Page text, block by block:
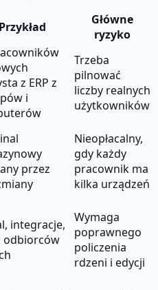
Przykład
Główne
ryzyko
z ERP z
i
Trzeba
pilnować
liczby realnych
użytkowników
przez
Nieopłacalny,
gdy każdy
pracownik ma
kilka urządzeń
integracje,
odbiorców
Wymaga
poprawnego
policzenia
rdzeni i edycji